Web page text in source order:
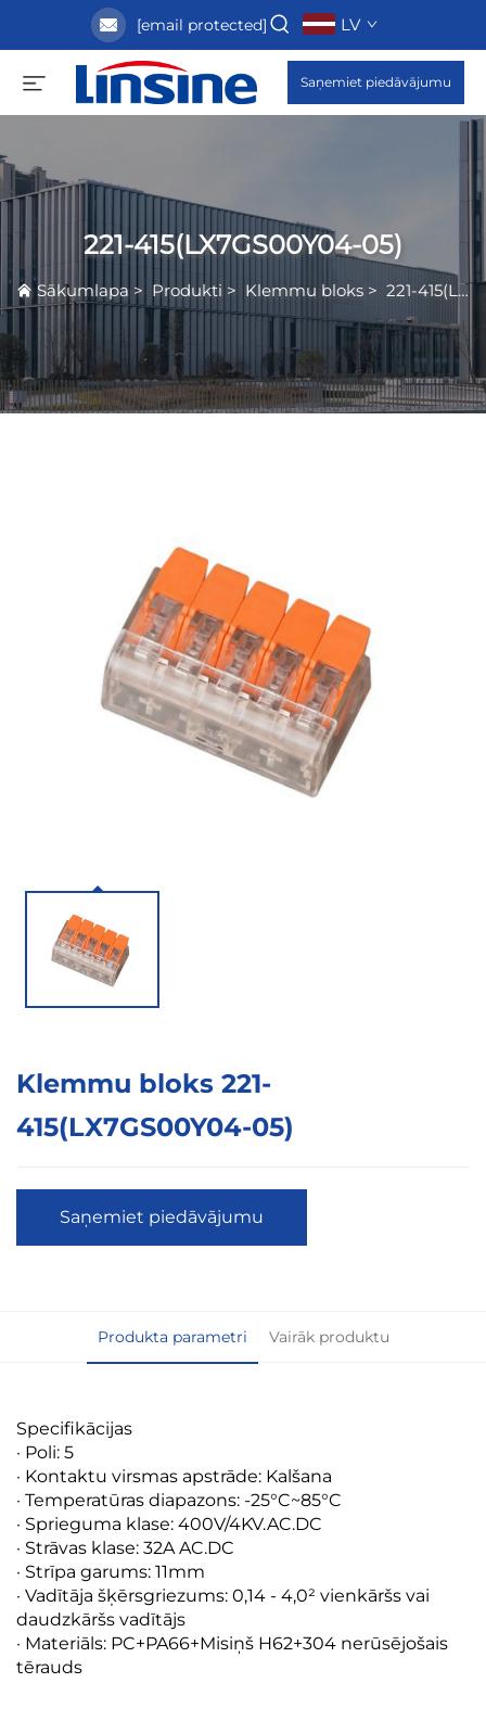
[email protected] LV
Saņemiet piedāvājumu
221-415(LX7GS00Y04-05)
Sākumlapa > Produkti > Klemmu bloks > 221-415(LX7GS00Y04-05)
Klemmu bloks 221-
415(LX7GS00Y04-05)
Saņemiet piedāvājumu
Produkta parametri Vairāk produktu
Specifikācijas
· Poli: 5
· Kontaktu virsmas apstrāde: Kalšana
· Temperatūras diapazons: -25°C~85°C
· Sprieguma klase: 400V/4KV.AC.DC
· Strāvas klase: 32A AC.DC
· Strīpa garums: 11mm
· Vadītāja šķērsgriezums: 0,14 - 4,0² vienkāršs vai
daudzkāršs vadītājs
· Materiāls: PC+PA66+Misiņš H62+304 nerūsējošais
tērauds